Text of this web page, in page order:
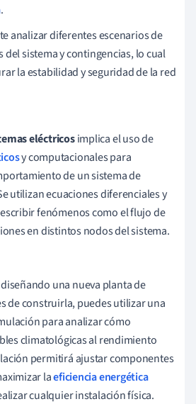
.
analizar diferentes escenarios de
sistema y contingencias, lo cual
la estabilidad y seguridad de la red
eléctricosimplica el uso de
y computacionales para
de un sistema de
utilizan ecuaciones diferenciales y
fenómenos como el flujo de
en distintos nodos del sistema.
una nueva planta de
de construirla, puedes utilizar una
para analizar cómo
climatológicas al rendimiento
permitirá ajustar componentes
laeficiencia energética
cualquier instalación física.